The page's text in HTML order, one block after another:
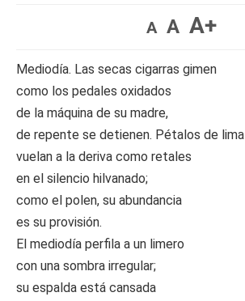
A A A+
Mediodía. Las secas cigarras gimen
como los pedales oxidados
de la máquina de su madre,
de repente se detienen. Pétalos de lima
vuelan a la deriva como retales
en el silencio hilvanado;
como el polen, su abundancia
es su provisión.
El mediodía perfila a un limero
con una sombra irregular;
su espalda está cansada